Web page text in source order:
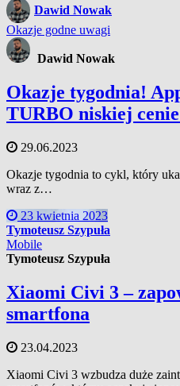
Dawid Nowak
Okazje godne uwagi
Dawid Nowak
Okazje tygodnia!
TURBO niskiej
29.06.2023
Okazje tygodnia to cykl, który
wraz z…
23 kwietnia 2023
Tymoteusz Szypuła
Mobile
Tymoteusz Szypuła
Xiaomi Civi 3 –
smartfona
23.04.2023
Xiaomi Civi 3 wzbudza duże